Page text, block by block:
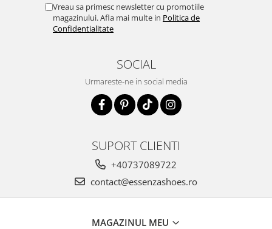
Vreau sa primesc newsletter cu promotiile
magazinului. Afla mai multe in Politica de
Confidentialitate
SOCIAL
Urmareste-ne in social media
SUPORT CLIENTI
+40737089722
contact@essenzashoes.ro
MAGAZINUL MEU